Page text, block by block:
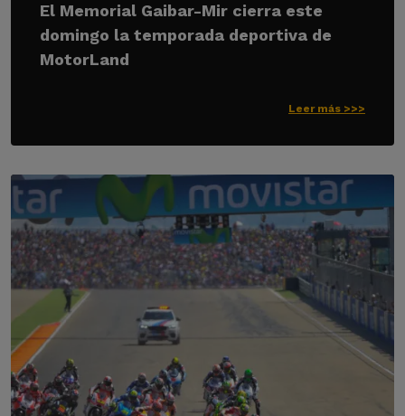
El Memorial Gaibar-Mir cierra este
domingo la temporada deportiva de
MotorLand
Leer más >>>